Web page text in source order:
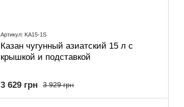
Артикул: KA15-1S
Казан чугунный азиатский 15 л с
крышкой и подставкой
3 929 грн
3 629 грн